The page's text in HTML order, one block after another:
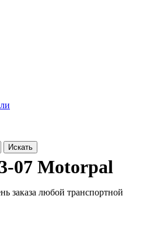
Искать
Motorpal
заказа любой транспортной